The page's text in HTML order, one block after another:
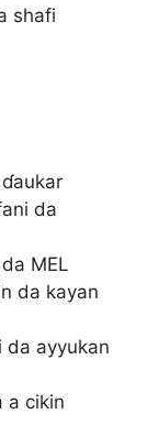
shafi
da
MEL
da kayan
da ayyukan
a cikin